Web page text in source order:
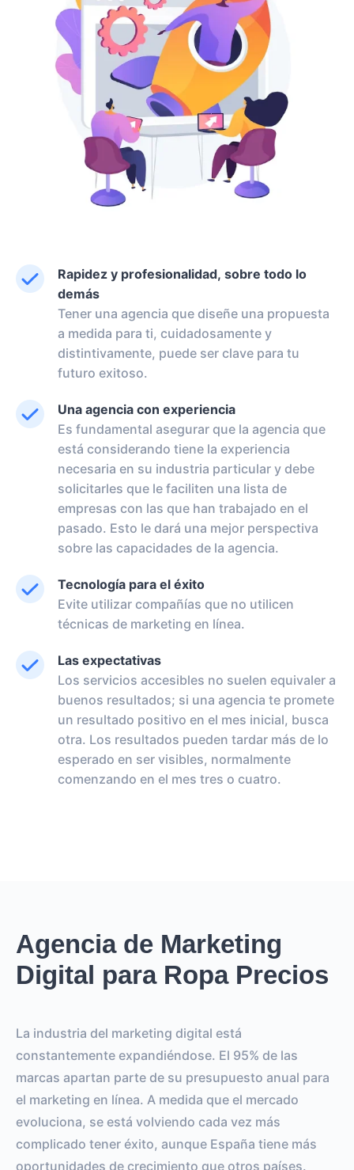
Rapidez y profesionalidad, sobre todo lo
demás
Tener una agencia que diseñe una propuesta
a medida para ti, cuidadosamente y
distintivamente, puede ser clave para tu
futuro exitoso.
Una agencia con experiencia
Es fundamental asegurar que la agencia que
está considerando tiene la experiencia
necesaria en su industria particular y debe
solicitarles que le faciliten una lista de
empresas con las que han trabajado en el
pasado. Esto le dará una mejor perspectiva
sobre las capacidades de la agencia.
Tecnología para el éxito
Evite utilizar compañías que no utilicen
técnicas de marketing en línea.
Las expectativas
Los servicios accesibles no suelen equivaler a
buenos resultados; si una agencia te promete
un resultado positivo en el mes inicial, busca
otra. Los resultados pueden tardar más de lo
esperado en ser visibles, normalmente
comenzando en el mes tres o cuatro.
Agencia de Marketing
Digital para Ropa Precios
La industria del marketing digital está
constantemente expandiéndose. El 95% de las
marcas apartan parte de su presupuesto anual para
el marketing en línea. A medida que el mercado
evoluciona, se está volviendo cada vez más
complicado tener éxito, aunque España tiene más
oportunidades de crecimiento que otros países.